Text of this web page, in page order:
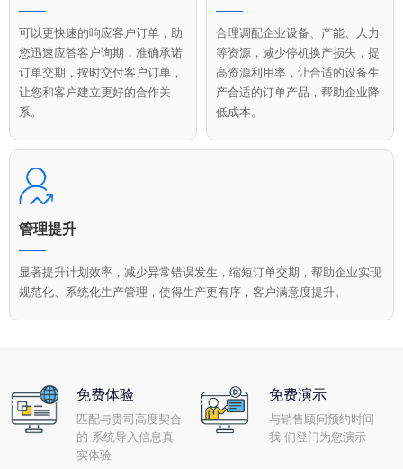
可以更快速的响应客户订单，助
您迅速应答客户询期，准确承诺
订单交期，按时交付客户订单，
让您和客户建立更好的合作关
系。
合理调配企业设备、产能、人力
等资源，减少停机换产损失，提
高资源利用率，让合适的设备生
产合适的订单产品，帮助企业降
低成本。
管理提升
显著提升计划效率，减少异常错误发生，缩短订单交期，帮助企业实现
规范化、系统化生产管理，使得生产更有序，客户满意度提升。
免费体验
匹配与贵司高度契合
的 系统导入信息真
实体验
免费演示
与销售顾问预约时间
我 们登门为您演示